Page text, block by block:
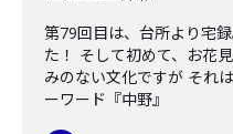
第79回目は、台所より宅
た！ そして初めて、お花
みのない文化ですが それ
ーワード『中野』